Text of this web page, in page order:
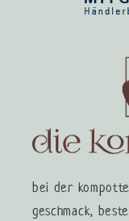
bei der
geschmack,